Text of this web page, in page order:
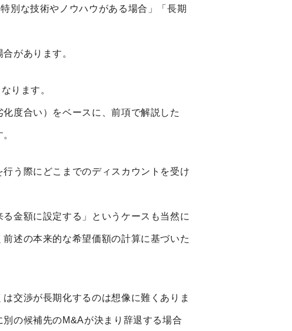
別な技術やノウハウがある場合」「長期
があります。
ります。
度合い）をベースに、前項で解説した
う際にどこまでのディスカウントを受け
金額に設定する」というケースも当然に
述の本来的な希望価額の計算に基づいた
交渉が長期化するのは想像に難くありま
の候補先のM&Aが決まり辞退する場合